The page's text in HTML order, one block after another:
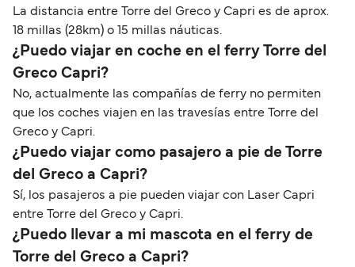
La distancia entre Torre del Greco y Capri es de aprox.
18 millas (28km) o 15 millas náuticas.
¿Puedo viajar en coche en el ferry Torre del
Greco Capri?
No, actualmente las compañías de ferry no permiten
que los coches viajen en las travesías entre Torre del
Greco y Capri.
¿Puedo viajar como pasajero a pie de Torre
del Greco a Capri?
Sí, los pasajeros a pie pueden viajar con Laser Capri
entre Torre del Greco y Capri.
¿Puedo llevar a mi mascota en el ferry de
Torre del Greco a Capri?